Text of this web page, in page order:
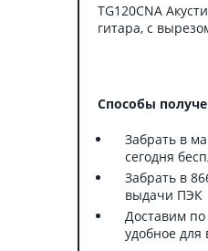
TG120CNA
гитара, с
Способы
Забрать в
сегодня
Забрать в
выдачи ПЭК
Доставим по
удобное для